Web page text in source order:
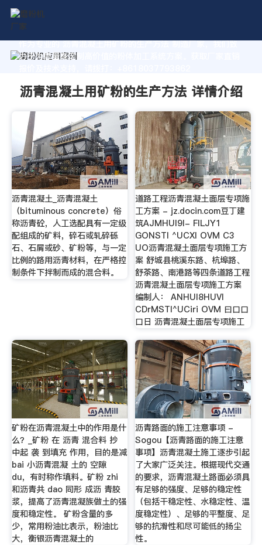
作为专业的 沥青混凝土用矿粉的生产方法 制造厂家，我们致
力于为您量身定制高价值的粉体加工系统方案。获取厂家直销
沥青混凝土用矿粉的生产方法 详情介绍
沥青混凝土_沥青混凝土
（bituminous concrete）俗
称沥青砼，人工选配具有一定级
配组成的矿料，碎石或轧碎砾
石、石屑或砂、矿粉等，与一定
比例的路用沥青材料，在严格控
制条件下拌制而成的混合料。
道路工程沥青混凝土面层专项施
工方案 - jz.docin.com豆丁建
筑AJMHUI9I- FILJY1
GONSTl ^UCXI OVM C3
UO沥青混凝土面层专项施工方
案 舒城县桃溪东路、杭埠路、
舒茶路、南港路等四条道路工程
沥青混凝土面层专项施工方案
编制人： ANHUI8HUVI
CDrMSTl^UCiri OVM 曰口口
口日 沥青混凝土面层专项施工
矿粉在沥青混凝土中的作用是什
么？_矿粉 在 沥青 混合料 抄
中起 袭 到填充 作用，目的是减
bai 小沥青混凝 土的 空隙
du，有时称作填料。矿粉 zhi
和沥青共 dao 同形 成沥 青胶
浆，提高了沥青混凝族做土的强
度和稳定性。 矿粉含量的多
少，常用粉油比表示，粉油比
大，衡银沥青混凝土的
沥青路面的施工注意事项 -
Sogou【沥青路面的施工注意
事项】沥青混凝土施工逐步引起
了大家广泛关注。根据现代交通
的要求，沥青混凝土路面必须具
有足够的强度、足够的稳定性
（包括干稳定性、水稳定性、温
度稳定性）、足够的平整度、足
够的抗滑性和尽可能低的扬尘
性。